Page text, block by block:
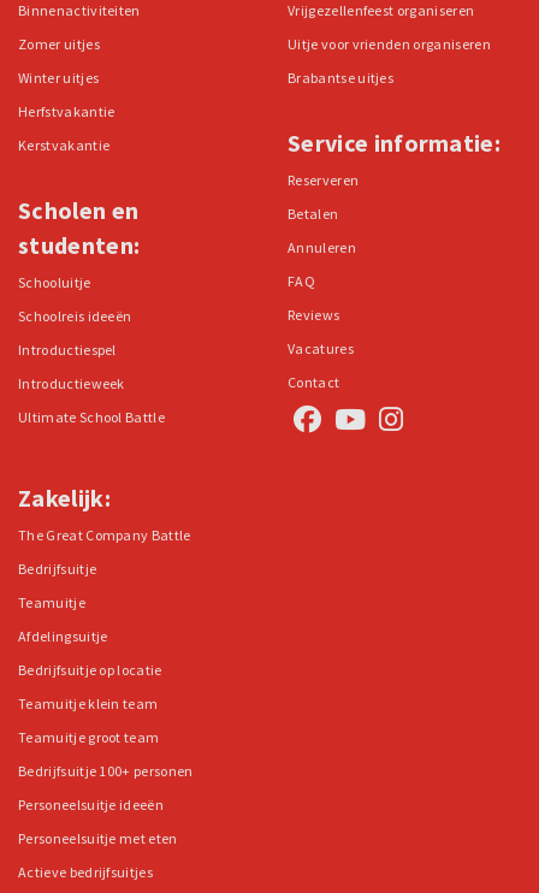
Binnenactiviteiten
Zomer uitjes
Winter uitjes
Herfstvakantie
Kerstvakantie
Scholen en
studenten:
Schooluitje
Schoolreis ideeën
Introductiespel
Introductieweek
Ultimate School Battle
Vrijgezellenfeest organiseren
Uitje voor vrienden organiseren
Brabantse uitjes
Service informatie:
Reserveren
Betalen
Annuleren
FAQ
Reviews
Vacatures
Contact
Zakelijk:
The Great Company Battle
Bedrijfsuitje
Teamuitje
Afdelingsuitje
Bedrijfsuitje op locatie
Teamuitje klein team
Teamuitje groot team
Bedrijfsuitje 100+ personen
Personeelsuitje ideeën
Personeelsuitje met eten
Actieve bedrijfsuitjes